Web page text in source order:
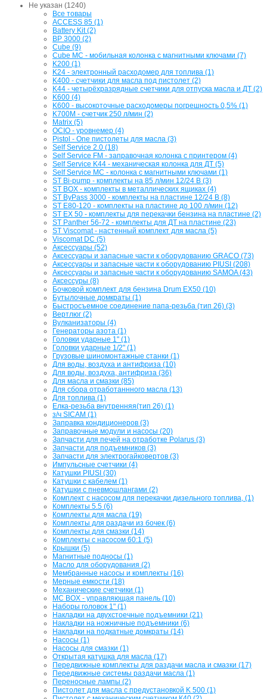
Не указан (1240)
Все товары
ACCESS 85 (1)
Battery Kit (2)
BP 3000 (2)
Cube (9)
Cube MC - мобильная колонка с магнитными ключами (7)
K200 (1)
K24 - электронный расходомер для топлива (1)
K400 - счетчики для масла под пистолет (2)
K44 - четырёхразрядные счетчики для отпуска масла и ДТ (2)
K600 (4)
K600 - высокоточные расходомеры погрешность 0,5% (1)
K700M - счетчик 250 л/мин (2)
Matrix (5)
OCIO - уровнемер (4)
Pistol - One пистолеты для масла (3)
Self Service 2.0 (18)
Self Service FM - заправочная колонка с принтером (4)
Self Service K44 - механическая колонка для ДТ (5)
Self Service MC - колонка с магнитными ключами (1)
ST Bi-pump - комплекты на 85 л/мин 12/24 В (3)
ST BOX - комплекты в металлических ящиках (4)
ST ByPass 3000 - комплекты на пластине 12/24 В (8)
ST E80-120 - комплекты на пластине до 100 л/мин (12)
ST EX 50 - комплекты для перекачки бензина на пластине (2)
ST Panther 56-72 - комплекты для ДТ на пластине (23)
ST Viscomat - настенный комплект для масла (5)
Viscomat DC (5)
Аксессуары (52)
Аксессуары и запасные части к оборудованию GRACO (73)
Аксессуары и запасные части к оборудованию PIUSI (208)
Аксессуары и запасные части к оборудованию SAMOA (43)
Аксессуры (8)
Бочковой комплект для бензина Drum EX50 (10)
Бутылочные домкраты (1)
Быстросъемное соединение папа-резьба (тип 26) (3)
Вертлюг (2)
Вулканизаторы (4)
Генераторы азота (1)
Головки ударные 1" (1)
Головки ударные 1/2" (1)
Грузовые шиномонтажные станки (1)
Для воды, воздуха и антифриза (10)
Для воды, воздуха, антифриза (36)
Для масла и смазки (85)
Для сбора отработаннного масла (13)
Для топлива (1)
Елка-резьба внутренняя(тип 26) (1)
з/ч SICAM (1)
Заправка кондиционеров (3)
Заправочные модули и насосы (20)
Запчасти для печей на отработке Polarus (3)
Запчасти для подъемников (3)
Запчасти для электрогайковертов (3)
Импульсные счетчики (4)
Катушки PIUSI (30)
Катушки с кабелем (1)
Катушки с пневмошлангами (2)
Комплект с насосом для перекачки дизельного топлива, (1)
Комплекты 5.5 (6)
Комплекты для масла (19)
Комплекты для раздачи из бочек (6)
Комплекты для смазки (14)
Комплекты с насосом 60:1 (5)
Крышки (5)
Магнитные подносы (1)
Масло для оборудования (2)
Мембранные насосы и комплекты (16)
Мерные емкости (18)
Механические счетчики (1)
МС BOX - управляющая панель (10)
Наборы головок 1" (1)
Накладки на двухстоечные подъемники (21)
Накладки на ножничные подъемники (6)
Накладки на подкатные домкраты (14)
Насосы (1)
Насосы для смазки (1)
Открытая катушка для масла (17)
Передвижные комплекты для раздачи масла и смазки (17)
Передвижные системы раздачи масла (1)
Переносные лампы (2)
Пистолет для масла с предустановкой K 500 (1)